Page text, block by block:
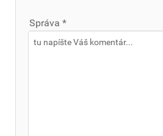
Správa *